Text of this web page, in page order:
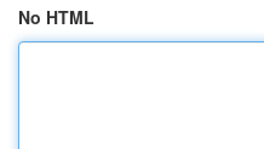
No HTML